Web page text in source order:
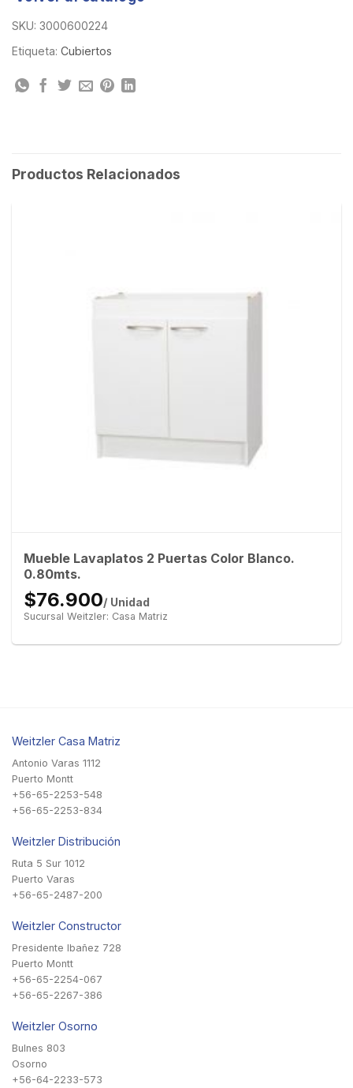
SKU: 3000600224
Etiqueta: Cubiertos
Productos Relacionados
Mueble Lavaplatos 2 Puertas Color Blanco.
0.80mts.
$76.900/ Unidad
Sucursal Weitzler: Casa Matriz
Weitzler Casa Matriz
Antonio Varas 1112
Puerto Montt
+56-65-2253-548
+56-65-2253-834
Weitzler Distribución
Ruta 5 Sur 1012
Puerto Varas
+56-65-2487-200
Weitzler Constructor
Presidente Ibañez 728
Puerto Montt
+56-65-2254-067
+56-65-2267-386
Weitzler Osorno
Bulnes 803
Osorno
+56-64-2233-573